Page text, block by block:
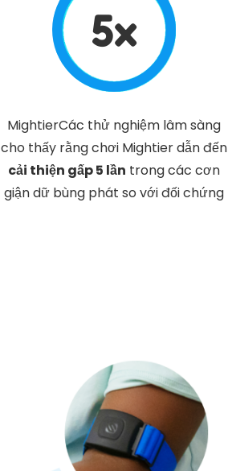
5x
MightierCác thử nghiệm lâm sàng
cho thấy rằng chơi Mightier dẫn đến
cải thiện gấp 5 lần trong các cơn
giận dữ bùng phát so với đối chứng